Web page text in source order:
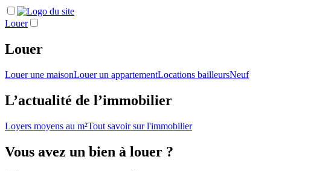
Louer
Louer
Louer une maisonLouer un appartementLocations bailleursNeuf
L’actualité de l’immobilier
Loyers moyens au m²Tout savoir sur l'immobilier
Vous avez un bien à louer ?